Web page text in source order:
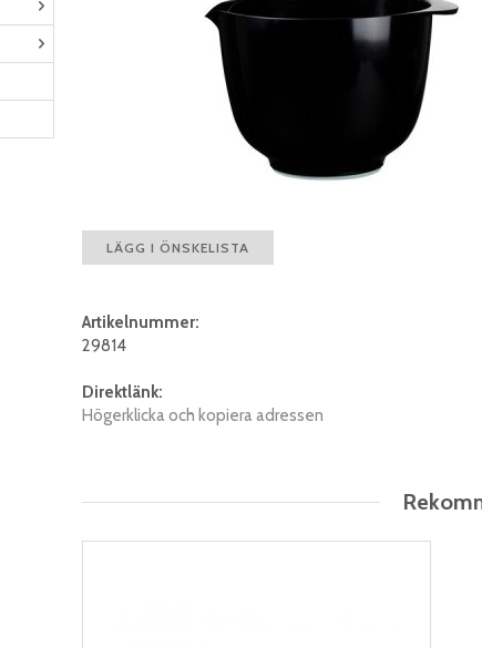
LÄGG I ÖNSKELISTA
Artikelnummer:
29814
Direktlänk:
Högerklicka och kopiera adressen